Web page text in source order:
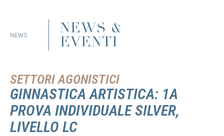
NEWS
NEWS &
EVENTI
SETTORI AGONISTICI
GINNASTICA ARTISTICA: 1A
PROVA INDIVIDUALE SILVER,
LIVELLO LC